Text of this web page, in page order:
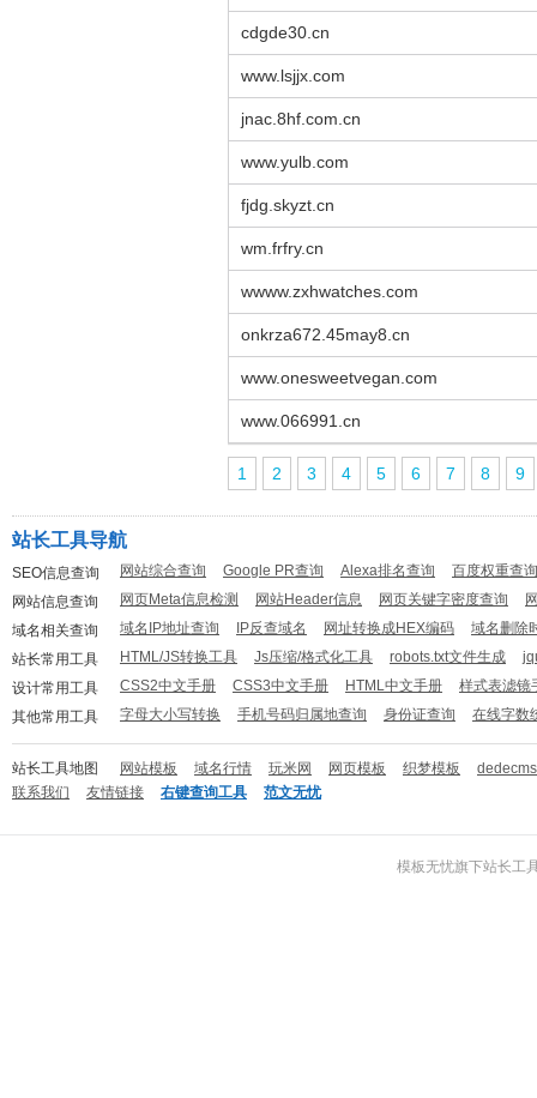
cdgde30.cn
www.lsjjx.com
jnac.8hf.com.cn
www.yulb.com
fjdg.skyzt.cn
wm.frfry.cn
wwww.zxhwatches.com
onkrza672.45may8.cn
www.onesweetvegan.com
www.066991.cn
1 2 3 4 5 6 7 8 9
站长工具导航
SEO信息查询 网站综合查询 Google PR查询 Alexa排名查询
百度权重查询
网站信息查询
网页Meta信息检测 网站Header信息 网页关键字密度查询
域名相关查询
域名IP地址查询 IP反查域名 网址转换成HEX编码
域名删除
站长常用工具
HTML/JS转换工具 Js压缩/格式化工具 robots.txt文件生成
设计常用工具
CSS2中文手册 CSS3中文手册 HTML中文手册
样式表滤镜
其他常用工具
字母大小写转换 手机号码归属地查询 身份证查询 在线字数
站长工具地图 网站模板 域名行情 玩米网 网页模板 织梦模板
联系我们
友情链接 右键查询工具 范文无忧
模板无忧旗下站长工